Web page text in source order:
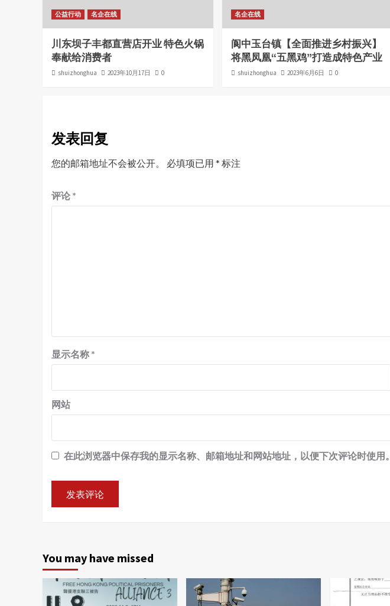
公益行动 名企在线
川东坝子丰都直营店开业 特色火锅
奉献给消费者
shuizhonghua 2023年10月17日 0
名企在线
阆中玉台镇【全面推进乡村振兴】
将黑凤凰“五黑鸡”打造成特色产业
shuizhonghua 2023年6月6日 0
发表回复
您的邮箱地址不会被公开。 必填项已用 * 标注
评论 *
显示名称 *
网站
在此浏览器中保存我的显示名称、邮箱地址和网站地址，以便下次评论时使用。
You may have missed